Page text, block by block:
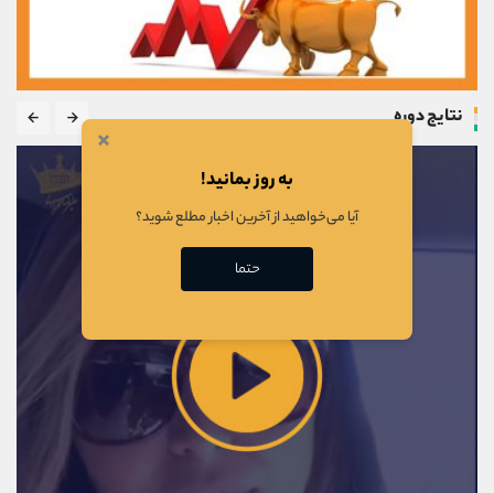
نتایج دوره
×
به روز بمانید!
آیا می‌خواهید از آخرین اخبار مطلع شوید؟
حتما